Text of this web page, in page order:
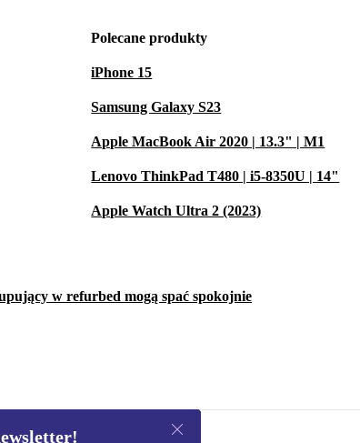
Polecane produkty
iPhone 15
Samsung Galaxy S23
Apple MacBook Air 2020 | 13.3" | M1
Lenovo ThinkPad T480 | i5-8350U | 14"
Apple Watch Ultra 2 (2023)
w refurbed mogą spać spokojnie